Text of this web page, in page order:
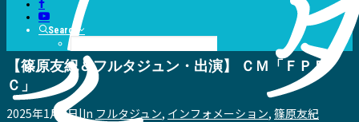
Search
【篠原友紀＆フルタジュン・出演】 ＣＭ「ＦＰＥ
Ｃ」
2025年1月3日|In フルタジュン, インフォメーション, 篠原友紀